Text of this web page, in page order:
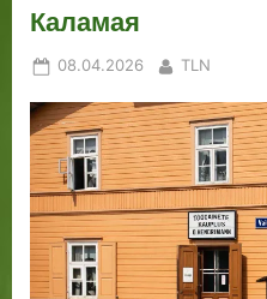
Каламая
Posted
08.04.2026 By
TLN